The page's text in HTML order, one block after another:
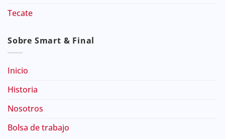
Tecate
Sobre Smart & Final
Inicio
Historia
Nosotros
Bolsa de trabajo